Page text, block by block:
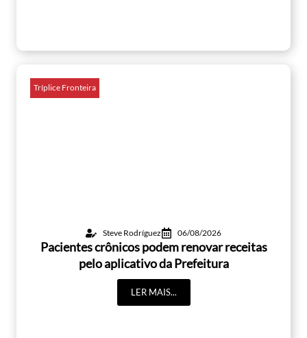
Tríplice Fronteira
Steve Rodríguez 06/08/2026
Pacientes crônicos podem renovar receitas
pelo aplicativo da Prefeitura
LER MAIS...